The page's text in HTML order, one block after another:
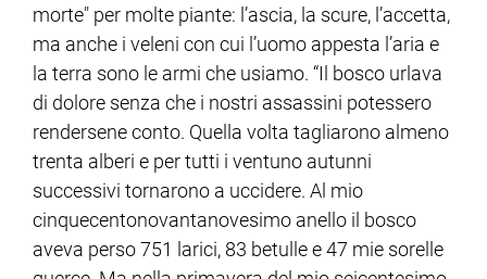
morte" per molte piante: l’ascia, la scure, l’accetta,
ma anche i veleni con cui l’uomo appesta l’aria e
la terra sono le armi che usiamo. “Il bosco urlava
di dolore senza che i nostri assassini potessero
rendersene conto. Quella volta tagliarono almeno
trenta alberi e per tutti i ventuno autunni
successivi tornarono a uccidere. Al mio
cinquecentonovantanovesimo anello il bosco
aveva perso 751 larici, 83 betulle e 47 mie sorelle